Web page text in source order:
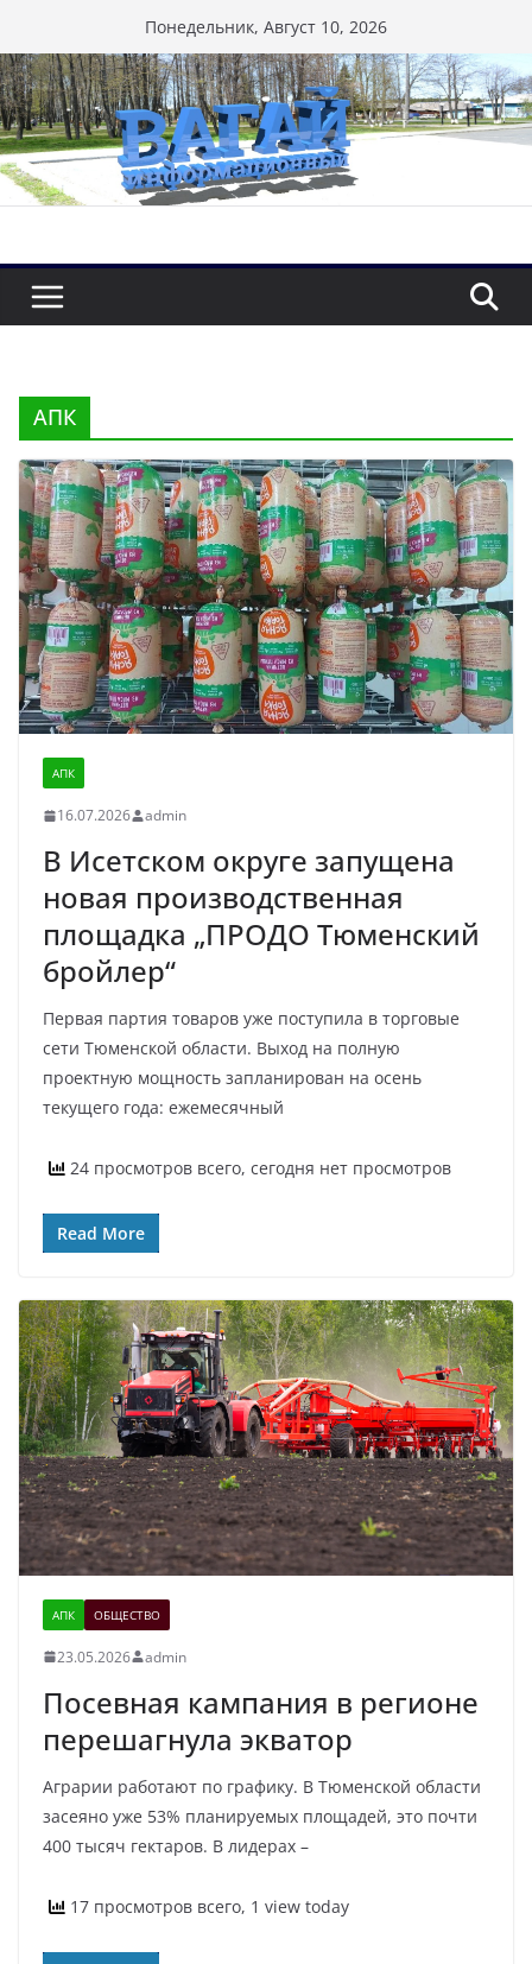
к
содержимому
Понедельник, Август 10, 2026
АПК
АПК
16.07.2026 admin
В Исетском округе запущена
новая производственная
площадка „ПРОДО Тюменский
бройлер“
Первая партия товаров уже поступила в торговые
сети Тюменской области. Выход на полную
проектную мощность запланирован на осень
текущего года: ежемесячный
24 просмотров всего, сегодня нет просмотров
Read More
АПК ОБЩЕСТВО
23.05.2026 admin
Посевная кампания в регионе
перешагнула экватор
Аграрии работают по графику. В Тюменской области
засеяно уже 53% планируемых площадей, это почти
400 тысяч гектаров. В лидерах –
17 просмотров всего, 1 view today